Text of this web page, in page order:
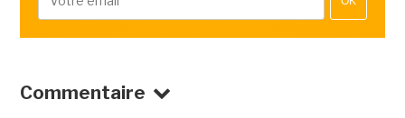
Commentaire